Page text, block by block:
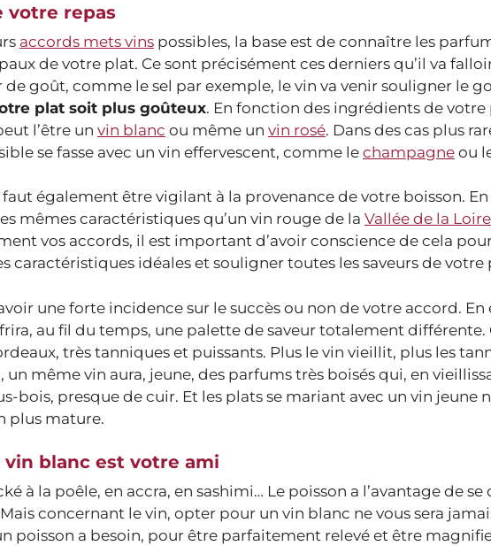
votre repas
accords mets vins possibles, la base est de connaître les
de votre plat. Ce sont précisément ces derniers qu’il va
de goût, comme le sel par exemple, le vin va venir souligner le
plat soit plus goûteux. En fonction des ingrédients de votre
l’être un vin blanc ou même un vin rosé. Dans des cas plus
se fasse avec un vin effervescent, comme le champagne ou
également être vigilant à la provenance de votre boisson.
mêmes caractéristiques qu’un vin rouge de la Vallée de la Loire
vos accords, il est important d’avoir conscience de cela
caractéristiques idéales et souligner toutes les saveurs de votre
une forte incidence sur le succès ou non de votre accord. En
au fil du temps, une palette de saveur totalement différente.
très tanniques et puissants. Plus le vin vieillit, plus les
même vin aura, jeune, des parfums très boisés qui, en
bois, presque de cuir. Et les plats se mariant avec un vin jeune
plus mature.
blanc est votre ami
à la poêle, en accra, en sashimi… Le poisson a l’avantage de se
concernant le vin, opter pour un vin blanc ne vous sera
poisson a besoin, pour être parfaitement relevé et être